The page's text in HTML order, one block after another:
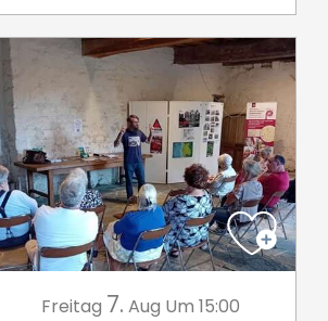
Freitag 7. Aug Um 15:00